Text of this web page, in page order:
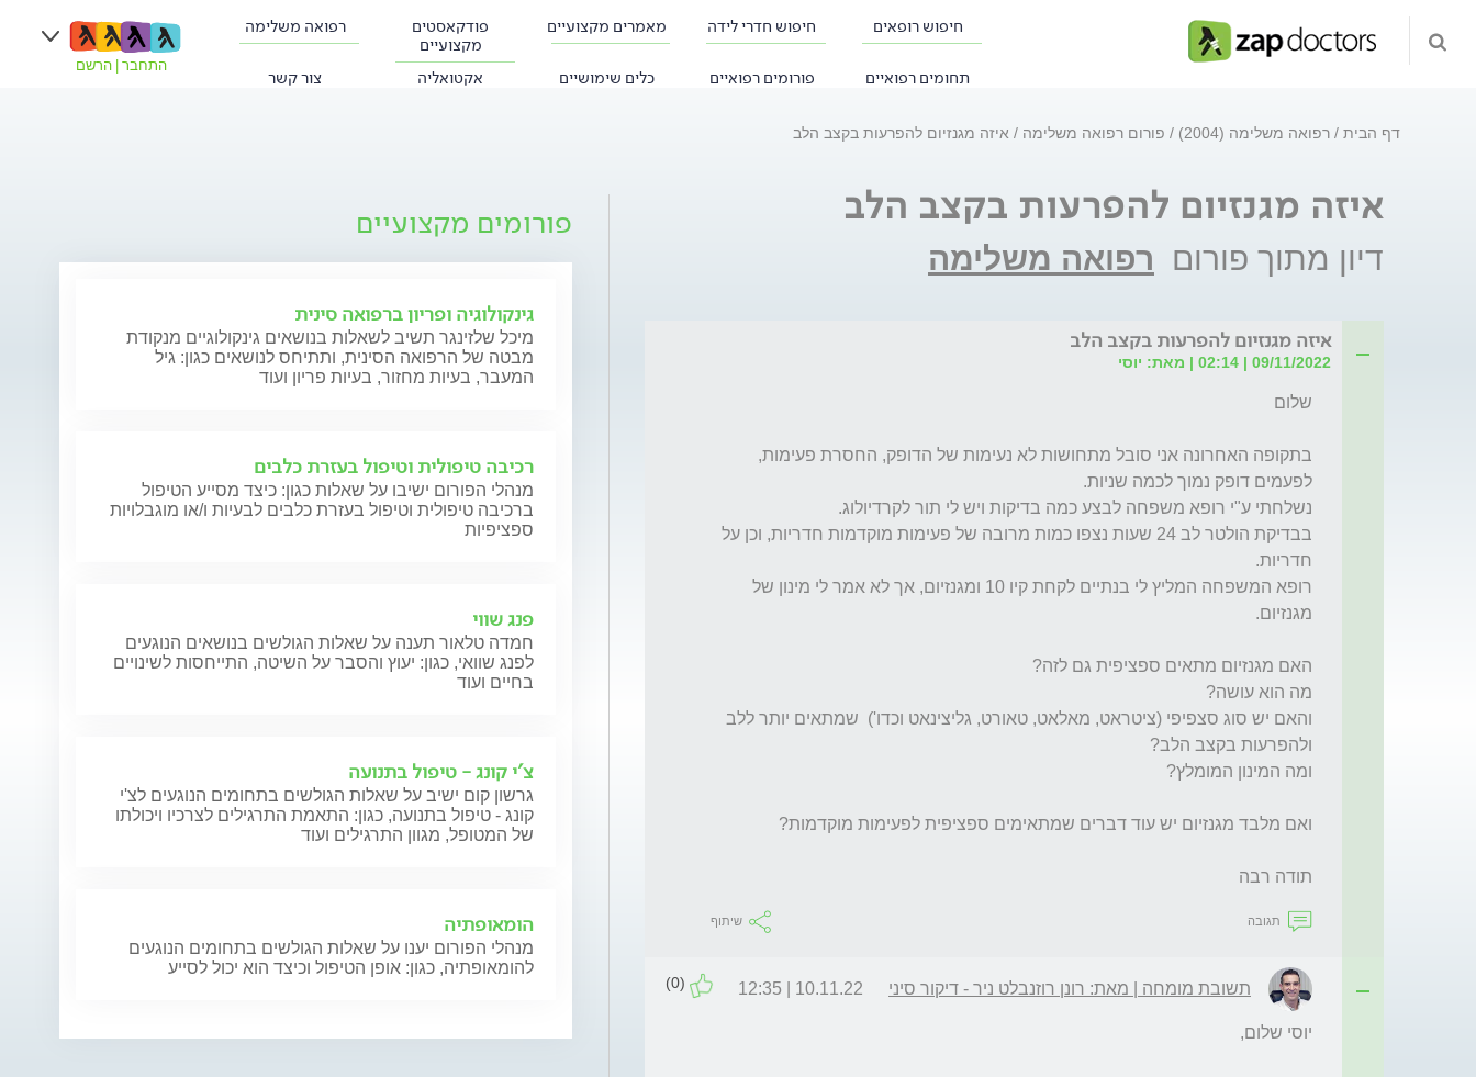
חיפוש רופאים חיפוש חדרי לידה מאמרים מקצועיים
פודקאסטים
מקצועיים
רפואה משלימה
תחומים רפואיים פורומים רפואיים כלים שימושיים אקטואליה צור קשר
התחבר הרשם
דף הבית רפואה משלימה (2004) פורום רפואה משלימה איזה מגנזיום להפרעות בקצב הלב
איזה מגנזיום להפרעות בקצב הלב
דיון מתוך פורום רפואה משלימה
איזה מגנזיום להפרעות בקצב הלב
09/11/2022 | 02:14 | מאת: יוסי
תודה רבה
תגובה שיתוף
תשובת מומחה | מאת: רונן רוזנבלט ניר - דיקור סיני 10.11.22 | 12:35
(0)
פורומים מקצועיים
גינקולוגיה ופריון ברפואה סינית
מיכל שלזינגר תשיב לשאלות בנושאים גינקולוגיים מנקודת
מבטה של הרפואה הסינית, ותתיחס לנושאים כגון: גיל
המעבר, בעיות מחזור, בעיות פריון ועוד
רכיבה טיפולית וטיפול בעזרת כלבים
מנהלי הפורום ישיבו על שאלות כגון: כיצד מסייע הטיפול
ברכיבה טיפולית וטיפול בעזרת כלבים לבעיות ו/או מוגבלויות
ספציפיות
פנג שווי
חמדה טלאור תענה על שאלות הגולשים בנושאים הנוגעים
לפנג שוואי, כגון: יעוץ והסבר על השיטה, התייחסות לשינויים
בחיים ועוד
צ'י קונג - טיפול בתנועה
גרשון קום ישיב על שאלות הגולשים בתחומים הנוגעים לצ'י
קונג - טיפול בתנועה, כגון: התאמת התרגילים לצרכיו ויכולתו
של המטופל, מגוון התרגילים ועוד
הומאופתיה
מנהלי הפורום יענו על שאלות הגולשים בתחומים הנוגעים
להומאופתיה, כגון: אופן הטיפול וכיצד הוא יכול לסייע